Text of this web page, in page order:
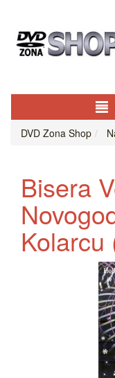
DVD Zona Shop
Bisera
Kolarcu